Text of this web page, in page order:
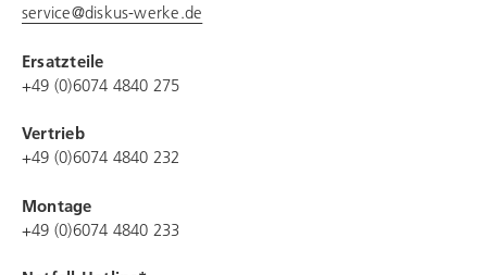
service@diskus-werke.de
Ersatzteile
+49 (0)6074 4840 275
Vertrieb
+49 (0)6074 4840 232
Montage
+49 (0)6074 4840 233